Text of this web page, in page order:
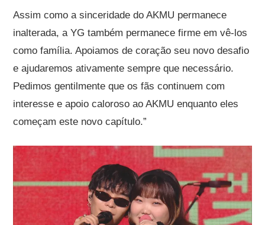
Assim como a sinceridade do AKMU permanece
inalterada, a YG também permanece firme em vê-los
como família. Apoiamos de coração seu novo desafio
e ajudaremos ativamente sempre que necessário.
Pedimos gentilmente que os fãs continuem com
interesse e apoio caloroso ao AKMU enquanto eles
começam este novo capítulo.”